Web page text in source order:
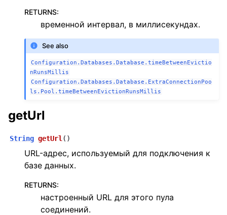
RETURNS:
временной интервал, в миллисекундах.
See also
Configuration.Databases.Database.timeBetweenEvictio
nRunsMillis
Configuration.Databases.Database.ExtraConnectionPoo
ls.Pool.timeBetweenEvictionRunsMillis
getUrl
String getUrl ( )
URL-адрес, используемый для подключения к
базе данных.
RETURNS:
настроенный URL для этого пула
соединений.